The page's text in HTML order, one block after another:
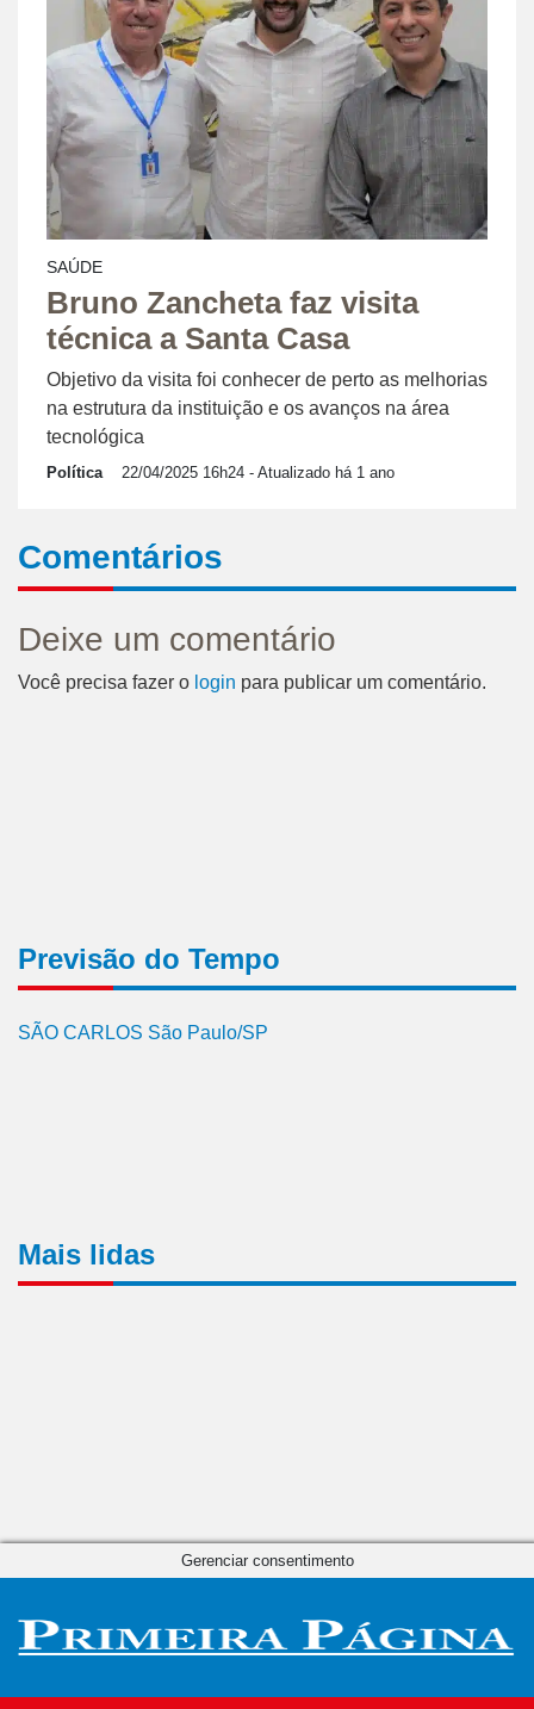
SAÚDE
Bruno Zancheta faz visita
técnica a Santa Casa
Objetivo da visita foi conhecer de perto as melhorias
na estrutura da instituição e os avanços na área
tecnológica
Política 22/04/2025 16h24 - Atualizado há 1 ano
Comentários
Deixe um comentário
Você precisa fazer o login para publicar um comentário.
Previsão do Tempo
SÃO CARLOS São Paulo/SP
Mais lidas
Gerenciar consentimento